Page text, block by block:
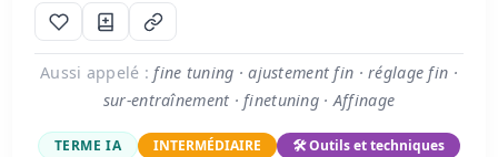
Aussi appelé : fine tuning · ajustement fin · réglage fin ·
sur-entraînement · finetuning · Affinage
TERME IA INTERMÉDIAIRE 🛠️ Outils et techniques